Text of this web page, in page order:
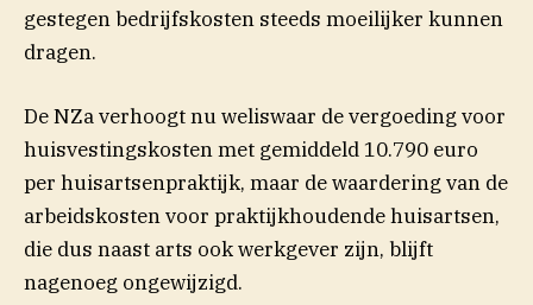
gestegen bedrijfskosten steeds moeilijker kunnen
dragen.
De NZa verhoogt nu weliswaar de vergoeding voor
huisvestingskosten met gemiddeld 10.790 euro
per huisartsenpraktijk, maar de waardering van de
arbeidskosten voor praktijkhoudende huisartsen,
die dus naast arts ook werkgever zijn, blijft
nagenoeg ongewijzigd.